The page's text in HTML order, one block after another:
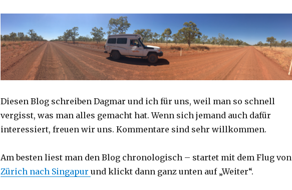
Diesen Blog schreiben Dagmar und ich für uns, weil man so schnell
vergisst, was man alles gemacht hat. Wenn sich jemand auch dafür
interessiert, freuen wir uns. Kommentare sind sehr willkommen.
Am besten liest man den Blog chronologisch – startet mit dem Flug von
Zürich nach Singapur und klickt dann ganz unten auf „Weiter“.